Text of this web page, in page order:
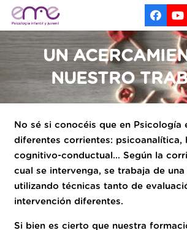
UN
NUESTRO
No sé si conocéis que en Psicología
diferentes corrientes: psicoanalítica,
cognitivo-conductual… Según la
cual se intervenga, se trabaja de
utilizando técnicas tanto de
intervención diferentes.
Si bien es cierto que nuestra